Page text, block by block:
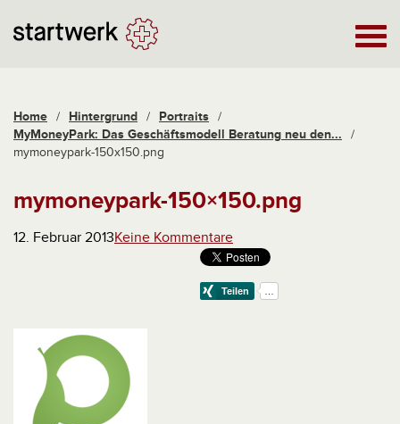
Home / Hintergrund / Portraits /
MyMoneyPark: Das Geschäftsmodell Beratung neu den...
/
mymoneypark-150x150.png
mymoneypark-150×150.png
12. Februar 2013Keine Kommentare